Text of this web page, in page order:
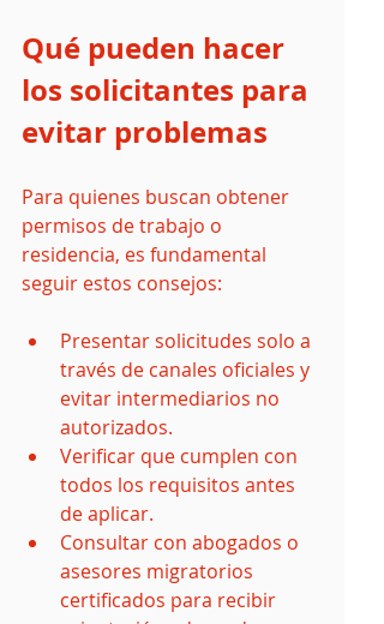
Qué pueden hacer
los solicitantes para
evitar problemas
Para quienes buscan obtener
permisos de trabajo o
residencia, es fundamental
seguir estos consejos:
Presentar solicitudes solo a
través de canales oficiales y
evitar intermediarios no
autorizados.
Verificar que cumplen con
todos los requisitos antes
de aplicar.
Consultar con abogados o
asesores migratorios
certificados para recibir